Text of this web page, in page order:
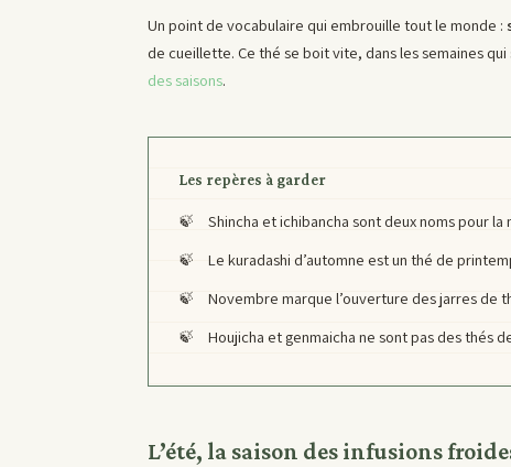
Un point de vocabulaire qui embrouille tout le monde :
de cueillette. Ce thé se boit vite, dans les semaines
des saisons.
Les repères à garder
Shincha et ichibancha sont deux noms pour
Le kuradashi d’automne est un thé de
Novembre marque l’ouverture des jarres de
Houjicha et genmaicha ne sont pas des thés
L’été, la saison des infusions